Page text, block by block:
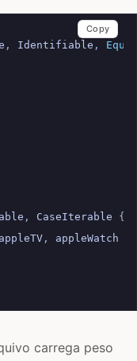
, Identifiable ,
, CaseIterable
{
appleTV ,
appleWatch
Copy
carrega peso